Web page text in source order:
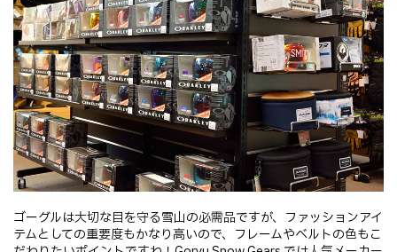
ゴーグルは大切な目を守る雪山の必需品ですが、ファッションアイ
テムとしての重要度もかなり高いので、フレームやベルトの色もこ